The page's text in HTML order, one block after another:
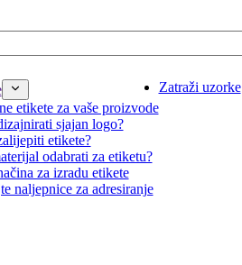
etikete za vaše proizvode
sjajan logo?
etikete?
odabrati za etiketu?
za izradu etikete
naljepnice za adresiranje
Zatraži uzorke